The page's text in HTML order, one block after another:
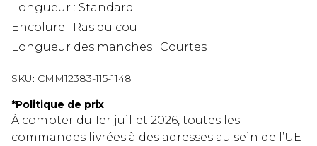
Longueur : Standard
Encolure : Ras du cou
Longueur des manches : Courtes
SKU: CMM12383-115-1148
*Politique de prix
À compter du 1er juillet 2026, toutes les
commandes livrées à des adresses au sein de l’UE